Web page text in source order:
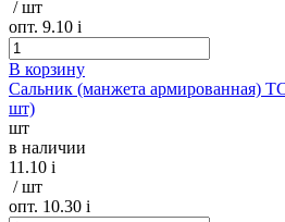
/ шт
опт. 9.10 i
В корзину
Сальник (манжета армированная)
шт)
шт
в наличии
11.10 i
/ шт
опт. 10.30 i